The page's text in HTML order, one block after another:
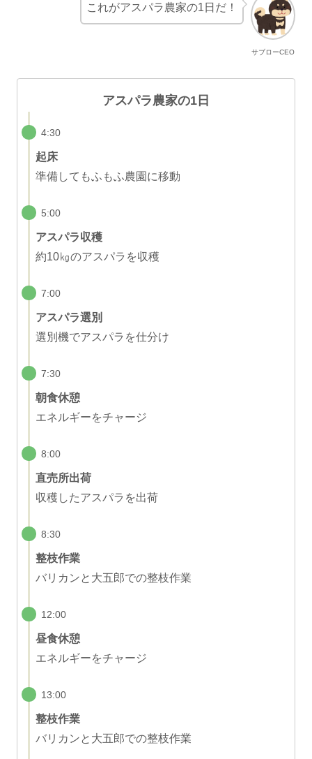
サブローCEO
これがアスパラ農家の1日だ！
アスパラ農家の1日
4:30
起床
準備してもふもふ農園に移動
5:00
アスパラ収穫
約10㎏のアスパラを収穫
7:00
アスパラ選別
選別機でアスパラを仕分け
7:30
朝食休憩
エネルギーをチャージ
8:00
直売所出荷
収穫したアスパラを出荷
8:30
整枝作業
バリカンと大五郎での整枝作業
12:00
昼食休憩
エネルギーをチャージ
13:00
整枝作業
バリカンと大五郎での整枝作業